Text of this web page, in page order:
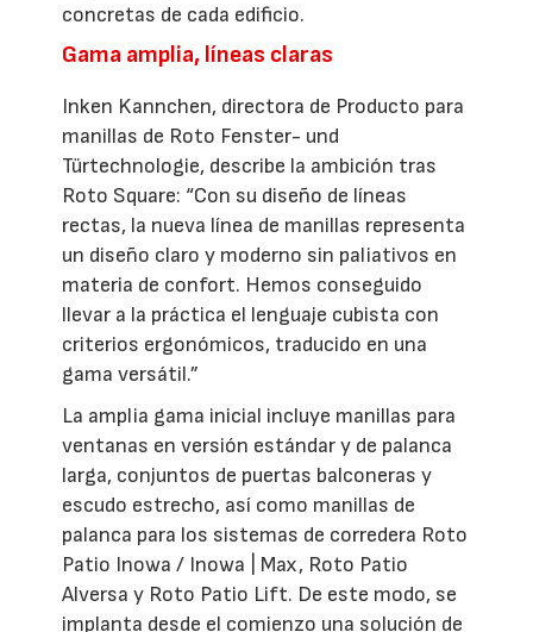
concretas de cada edificio.
Gama amplia, líneas claras
Inken Kannchen, directora de Producto para
manillas de Roto Fenster- und
Türtechnologie, describe la ambición tras
Roto Square: “Con su diseño de líneas
rectas, la nueva línea de manillas representa
un diseño claro y moderno sin paliativos en
materia de confort. Hemos conseguido
llevar a la práctica el lenguaje cubista con
criterios ergonómicos, traducido en una
gama versátil.”
La amplia gama inicial incluye manillas para
ventanas en versión estándar y de palanca
larga, conjuntos de puertas balconeras y
escudo estrecho, así como manillas de
palanca para los sistemas de corredera Roto
Patio Inowa / Inowa | Max, Roto Patio
Alversa y Roto Patio Lift. De este modo, se
implanta desde el comienzo una solución de